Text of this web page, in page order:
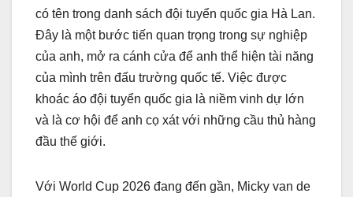
có tên trong danh sách đội tuyển quốc gia Hà Lan.
Đây là một bước tiến quan trọng trong sự nghiệp
của anh, mở ra cánh cửa để anh thể hiện tài năng
của mình trên đấu trường quốc tế. Việc được
khoác áo đội tuyển quốc gia là niềm vinh dự lớn
và là cơ hội để anh cọ xát với những cầu thủ hàng
đầu thế giới.
Với World Cup 2026 đang đến gần, Micky van de